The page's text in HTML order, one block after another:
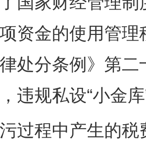
资金的使用管
处分条例》第
违规私设“小金
程中产生的税